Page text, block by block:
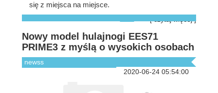
się z miejsca na miejsce.
Nowy model hulajnogi EES71
PRIME3 z myślą o wysokich osobach
newss
2020-06-24 05:54:00